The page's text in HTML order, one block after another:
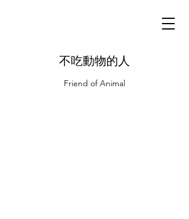
不吃動物的人
Friend of Animal